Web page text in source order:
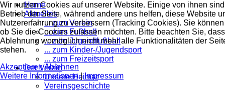
Home
Aktuelles
... zum Verein
... zum Fußball
... zum Jugendfußball
... zum Kinder-/Jugendsport
... zum Freizeitsport
Der Verein
Unsere Heimat
Vereinsgeschichte
Wir nutzen Cookies auf unserer Website. Einige von ihnen
Betrieb der Seite, während andere uns helfen, diese Website
Nutzererfahrung zu verbessern (Tracking Cookies). Sie
ob Sie die Cookies zulassen möchten. Bitte beachten Sie,
Ablehnung womöglich nicht mehr alle Funktionalitäten der
stehen.
AkzeptierenAblehnen
Weitere Informationen|Impressum